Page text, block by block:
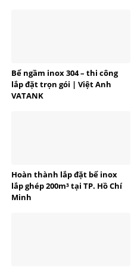
Bể ngầm inox 304 – thi công
lắp đặt trọn gói | Việt Anh
VATANK
Hoàn thành lắp đặt bể inox
lắp ghép 200m³ tại TP. Hồ Chí
Minh